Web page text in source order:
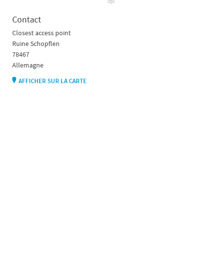
Contact
Closest access point
Ruine Schopflen
78467
Allemagne
AFFICHER SUR LA CARTE